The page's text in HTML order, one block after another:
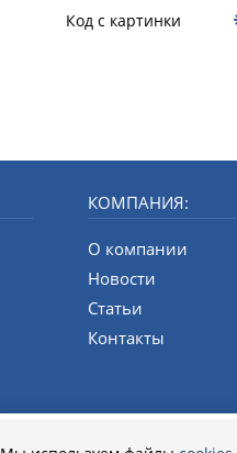
Код с картинки
КОМПАНИЯ:
О компании
Новости
Статьи
Контакты